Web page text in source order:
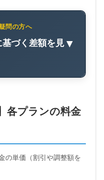
問の方へ
づく差額を見▼
各プランの料金
の単価（割引や調整額を